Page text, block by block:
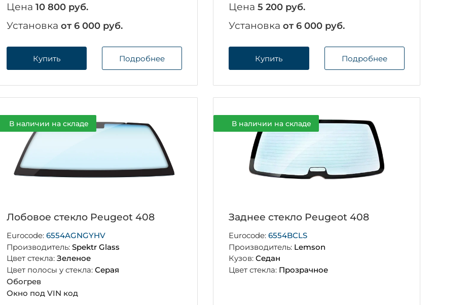
Цена 10 800 руб.
Установка от 6 000 руб.
Купить Подробнее
Цена5 200 руб.
Установкаот 6 000 руб.
Купить Подробнее
В наличии на складе
Лобовое стекло Peugeot 408
Eurocode: 6554AGNGYHV
Производитель: Spektr Glass
Цвет стекла: Зеленое
Цвет полосы у стекла: Серая
Обогрев
Окно под VIN код
В наличии на складе
Заднее стекло Peugeot 408
Eurocode:6554BCLS
Производитель: Lemson
Кузов:Седан
Цвет стекла: Прозрачное